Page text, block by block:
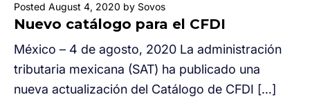
Posted August 4, 2020 by Sovos
Nuevo catálogo para el CFDI
México – 4 de agosto, 2020 La administración
tributaria mexicana (SAT) ha publicado una
nueva actualización del Catálogo de CFDI […]